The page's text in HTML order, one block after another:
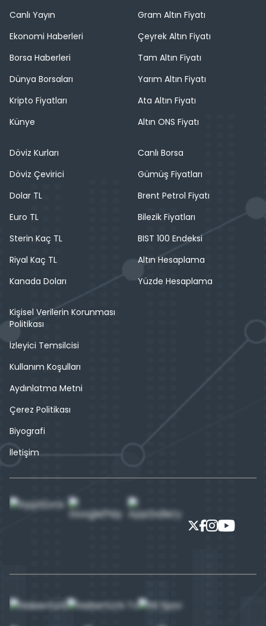
Canlı Yayın
Ekonomi Haberleri
Borsa Haberleri
Dünya Borsaları
Kripto Fiyatları
Künye
Gram Altın Fiyatı
Çeyrek Altın Fiyatı
Tam Altın Fiyatı
Yarım Altın Fiyatı
Ata Altın Fiyatı
Altın ONS Fiyatı
Döviz Kurları
Döviz Çevirici
Dolar TL
Euro TL
Sterin Kaç TL
Riyal Kaç TL
Kanada Doları
Canlı Borsa
Gümüş Fiyatları
Brent Petrol Fiyatı
Bilezik Fiyatları
BIST 100 Endeksi
Altın Hesaplama
Yüzde Hesaplama
Kişisel Verilerin Korunması
Politikası
İzleyici Temsilcisi
Kullanım Koşulları
Aydınlatma Metni
Çerez Politikası
Biyografi
İletişim